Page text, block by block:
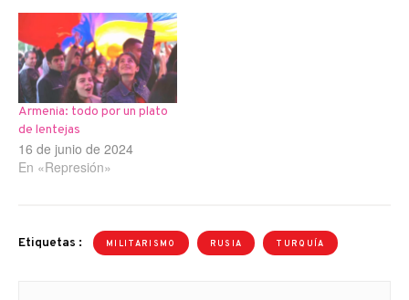
Armenia: todo por un plato
de lentejas
16 de junio de 2024
En «Represión»
Etiquetas : MILITARISMO RUSIA TURQUÍA